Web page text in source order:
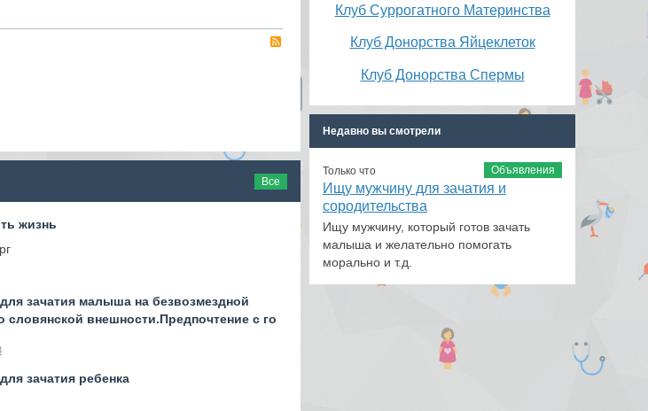
Все
жизнь
зачатия малыша на безвозмездной
словянской внешности.Предпочтение с го
зачатия ребенка
Клуб Суррогатного Материнства
Клуб Донорства Яйцеклеток
Клуб Донорства Спермы
Недавно вы смотрели
Объявления
Только что
Ищу мужчину для зачатия и
сородительства
Ищу мужчину, который готов зачать
малыша и желательно помогать
морально и т.д.